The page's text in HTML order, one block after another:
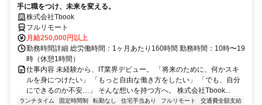
手に職をつけ、未来を変える。
株式会社Tbook
フルリモート
月給250,000円以上
勤務時間詳細 総労働時間：1ヶ月あたり160時間 勤務時間：10時〜19
時（休憩1時間）
仕事内容 未経験から、IT業界デビュー。 「将来のために、何かスキ
ルを身につけたい」 「もっと自由な働き方をしたい」 「でも、自分
にできるのか不安…」 そんな想いを持つ方へ。 株式会社Tbook...
ランチタイム 固定時間制 転勤なし 住宅手当あり フルリモート
交通費全額支給